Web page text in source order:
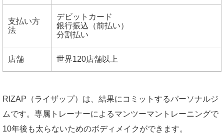
支払い方
法
デビットカード
銀行振込（前払い）
分割払い
店舗 世界120店舗以上
RIZAP（ライザップ）は、結果にコミットするパーソナルジ
ムです。専属トレーナーによるマンツーマントレーニングで
10年後も太らないためのボディメイクができます。